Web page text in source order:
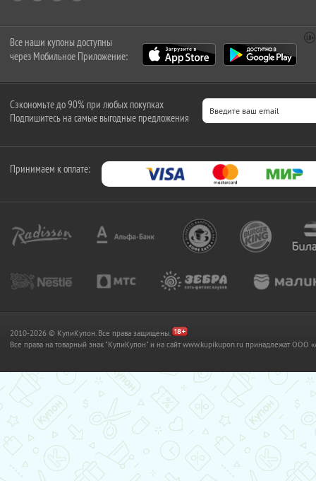
Все наши купоны доступны
через Мобильное Приложение:
Сэкономьте до 90% при любых покупках
Подпишитесь на самые выгодные предложения
Принимаем к оплате:
2010-2026 © КупиКупон. Все права защищены.
Все права на товарный знак "КупиКупон" и на сайт www.kupikupon.ru принадлежат